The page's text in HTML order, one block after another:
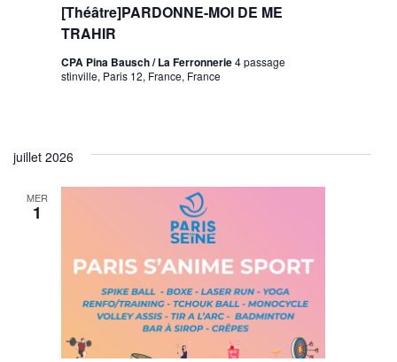
[Théâtre]PARDONNE-MOI DE ME
TRAHIR
CPA Pina Bausch / La Ferronnerie4 passage
stinville, Paris 12, France, France
juillet 2026
MER
1